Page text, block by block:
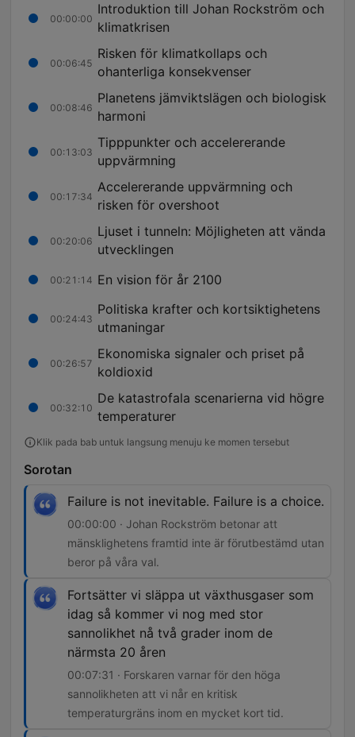
00:00:00
Introduktion till Johan Rockström och
klimatkrisen
00:06:45
Risken för klimatkollaps och
ohanterliga konsekvenser
00:08:46
Planetens jämviktslägen och biologisk
harmoni
00:13:03
Tipppunkter och accelererande
uppvärmning
00:17:34
Accelererande uppvärmning och
risken för overshoot
00:20:06
Ljuset i tunneln: Möjligheten att vända
utvecklingen
00:21:14 En vision för år 2100
00:24:43
Politiska krafter och kortsiktighetens
utmaningar
00:26:57
Ekonomiska signaler och priset på
koldioxid
00:32:10
De katastrofala scenarierna vid högre
temperaturer
Klik pada bab untuk langsung menuju ke momen tersebut
Sorotan
Failure is not inevitable. Failure is a choice.
00:00:00 · Johan Rockström betonar att
mänsklighetens framtid inte är förutbestämd utan
beror på våra val.
Fortsätter vi släppa ut växthusgaser som
idag så kommer vi nog med stor
sannolikhet nå två grader inom de
närmsta 20 åren
00:07:31 · Forskaren varnar för den höga
sannolikheten att vi når en kritisk
temperaturgräns inom en mycket kort tid.